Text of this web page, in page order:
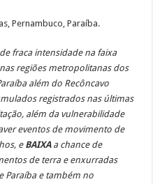
Pernambuco, Paraíba.
fraca intensidade na faixa
regiões metropolitanas dos
além do Recôncavo
registrados nas últimas
além da vulnerabilidade
eventos de movimento de
e BAIXAa chance de
de terra e enxurradas
Paraíba e também no